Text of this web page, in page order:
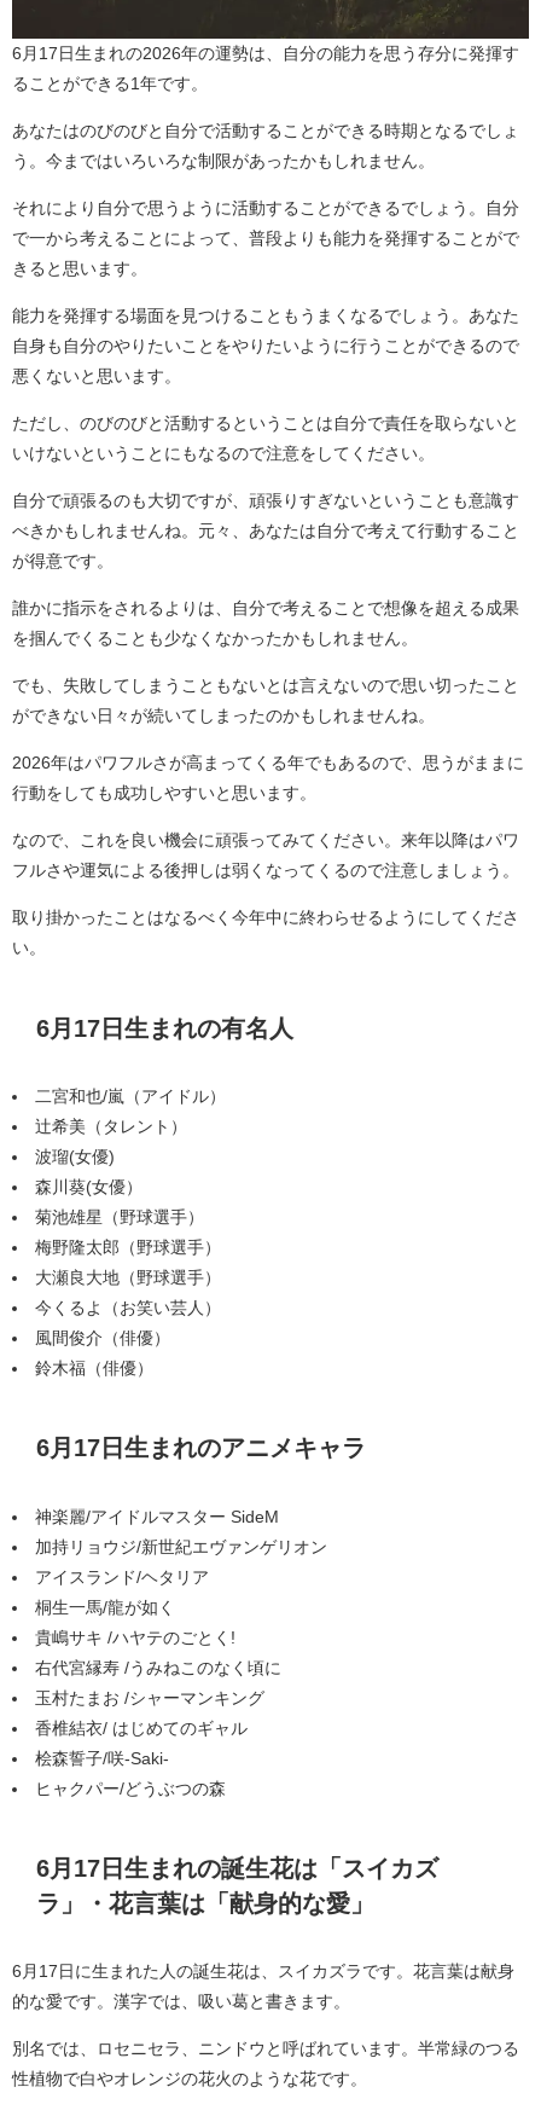
6月17日生まれの2026年の運勢は、自分の能力を思う存分に発揮す
ることができる1年です。
あなたはのびのびと自分で活動することができる時期となるでしょ
う。今まではいろいろな制限があったかもしれません。
それにより自分で思うように活動することができるでしょう。自分
で一から考えることによって、普段よりも能力を発揮することがで
きると思います。
能力を発揮する場面を見つけることもうまくなるでしょう。あなた
自身も自分のやりたいことをやりたいように行うことができるので
悪くないと思います。
ただし、のびのびと活動するということは自分で責任を取らないと
いけないということにもなるので注意をしてください。
自分で頑張るのも大切ですが、頑張りすぎないということも意識す
べきかもしれませんね。元々、あなたは自分で考えて行動すること
が得意です。
誰かに指示をされるよりは、自分で考えることで想像を超える成果
を掴んでくることも少なくなかったかもしれません。
でも、失敗してしまうこともないとは言えないので思い切ったこと
ができない日々が続いてしまったのかもしれませんね。
2026年はパワフルさが高まってくる年でもあるので、思うがままに
行動をしても成功しやすいと思います。
なので、これを良い機会に頑張ってみてください。来年以降はパワ
フルさや運気による後押しは弱くなってくるので注意しましょう。
取り掛かったことはなるべく今年中に終わらせるようにしてくださ
い。
6月17日生まれの有名人
二宮和也/嵐（アイドル）
辻希美（タレント）
波瑠(女優)
森川葵(女優）
菊池雄星（野球選手）
梅野隆太郎（野球選手）
大瀬良大地（野球選手）
今くるよ（お笑い芸人）
風間俊介（俳優）
鈴木福（俳優）
6月17日生まれのアニメキャラ
神楽麗/アイドルマスター SideM
加持リョウジ/新世紀エヴァンゲリオン
アイスランド/ヘタリア
桐生一馬/龍が如く
貴嶋サキ /ハヤテのごとく!
右代宮縁寿 /うみねこのなく頃に
玉村たまお /シャーマンキング
香椎結衣/ はじめてのギャル
桧森誓子/咲-Saki-
ヒャクパー/どうぶつの森
6月17日生まれの誕生花は「スイカズ
ラ」・花言葉は「献身的な愛」
6月17日に生まれた人の誕生花は、スイカズラです。花言葉は献身
的な愛です。漢字では、吸い葛と書きます。
別名では、ロセニセラ、ニンドウと呼ばれています。半常緑のつる
性植物で白やオレンジの花火のような花です。